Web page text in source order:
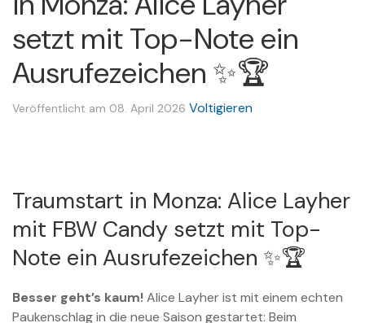
setzt mit Top-Note ein
Ausrufezeichen ✨🏆
Veröffentlicht am 08. April 2026 Voltigieren
Traumstart in Monza: Alice Layher
mit FBW Candy setzt mit Top-
Note ein Ausrufezeichen ✨🏆
Besser geht’s kaum!Alice Layher ist mit einem echten
Paukenschlag in die neue Saison gestartet: Beim